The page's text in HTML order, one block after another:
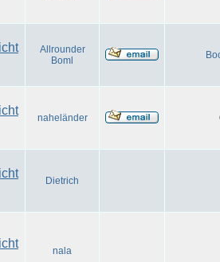
Allrounder
Boml
naheländer
Dietrich
nala